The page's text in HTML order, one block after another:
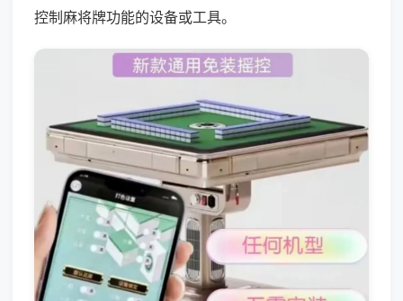
控制麻将牌功能的设备或工具。